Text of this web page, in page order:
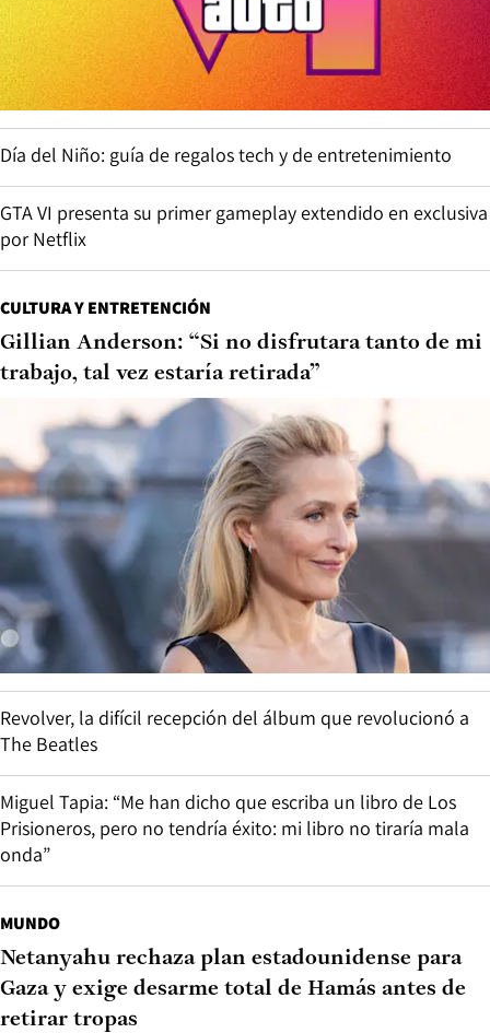
Día del Niño: guía de regalos tech y de entretenimiento
GTA VI presenta su primer gameplay extendido en exclusiva
por Netflix
CULTURA Y ENTRETENCIÓN
Gillian Anderson: “Si no disfrutara tanto de mi
trabajo, tal vez estaría retirada”
Revolver, la difícil recepción del álbum que revolucionó a
The Beatles
Miguel Tapia: “Me han dicho que escriba un libro de Los
Prisioneros, pero no tendría éxito: mi libro no tiraría mala
onda”
MUNDO
Netanyahu rechaza plan estadounidense para
Gaza y exige desarme total de Hamás antes de
retirar tropas